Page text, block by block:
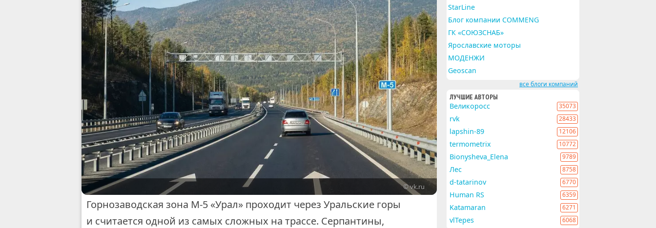
© vk.ru
Горнозаводская зона М-5 «Урал» проходит через Уральские горы
и считается одной из самых сложных на трассе. Серпантины,
StarLine
Блог компании COMMENG
ГК «СОЮЗСНАБ»
Ярославские моторы
МОДЕНЖИ
Geoscan
все блоги компаний
ЛУЧШИЕ АВТОРЫ
Великоросс 35073
rvk 28433
lapshin-89 12106
termometrix 10772
Bionysheva_Elena 9789
Лес 8758
d-tatarinov 6770
Human RS 6359
Katamaran 6271
vlTepes
6068